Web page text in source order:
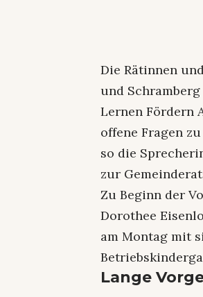
Die Rätinnen
und
Lernen Fördern
offene Fragen
so die
zur
Zu Beginn der
Dorothee
am Montag mit
Lange